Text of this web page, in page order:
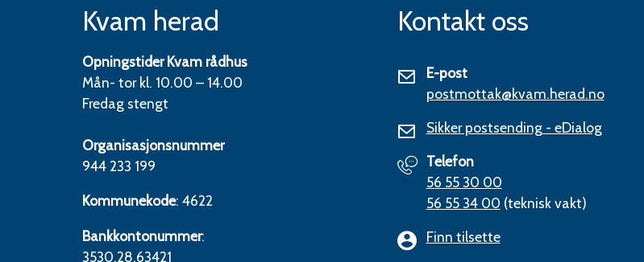
Kvam herad
Opningstider Kvam rådhus
Mån- tor kl. 10.00 – 14.00
Fredag stengt
Organisasjonsnummer
944 233 199
Kommunekode: 4622
Bankkontonummer:
3530.28.63421
Kontakt oss
E-post
postmottak@kvam.herad.no
Sikker postsending - eDialog
Telefon
56 55 30 00
56 55 34 00 (teknisk vakt)
Finn tilsette